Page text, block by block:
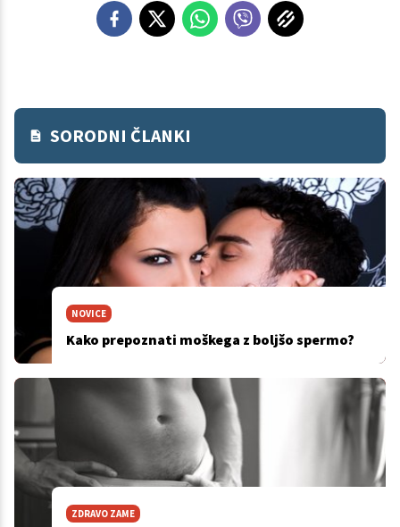
SORODNI ČLANKI
NOVICE
Kako prepoznati moškega z boljšo spermo?
ZDRAVO ZAME